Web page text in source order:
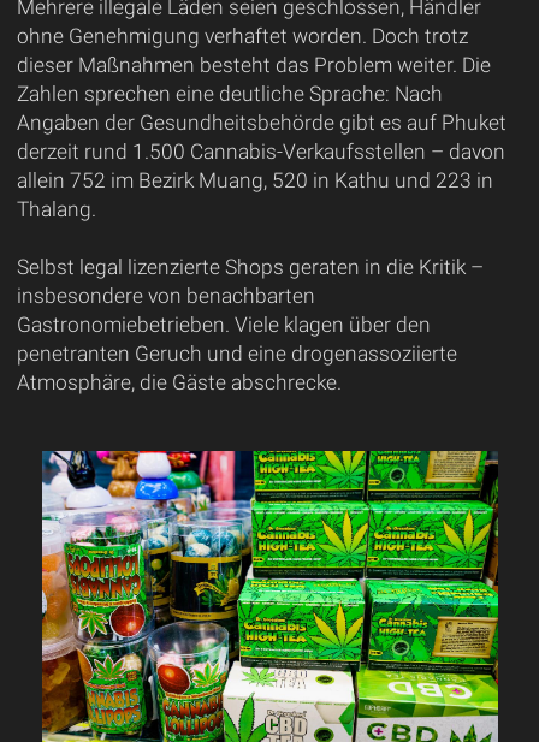
Mehrere illegale Läden seien geschlossen, Händler
ohne Genehmigung verhaftet worden. Doch trotz
dieser Maßnahmen besteht das Problem weiter. Die
Zahlen sprechen eine deutliche Sprache: Nach
Angaben der Gesundheitsbehörde gibt es auf Phuket
derzeit rund 1.500 Cannabis-Verkaufsstellen – davon
allein 752 im Bezirk Muang, 520 in Kathu und 223 in
Thalang.
Selbst legal lizenzierte Shops geraten in die Kritik –
insbesondere von benachbarten
Gastronomiebetrieben. Viele klagen über den
penetranten Geruch und eine drogenassoziierte
Atmosphäre, die Gäste abschrecke.